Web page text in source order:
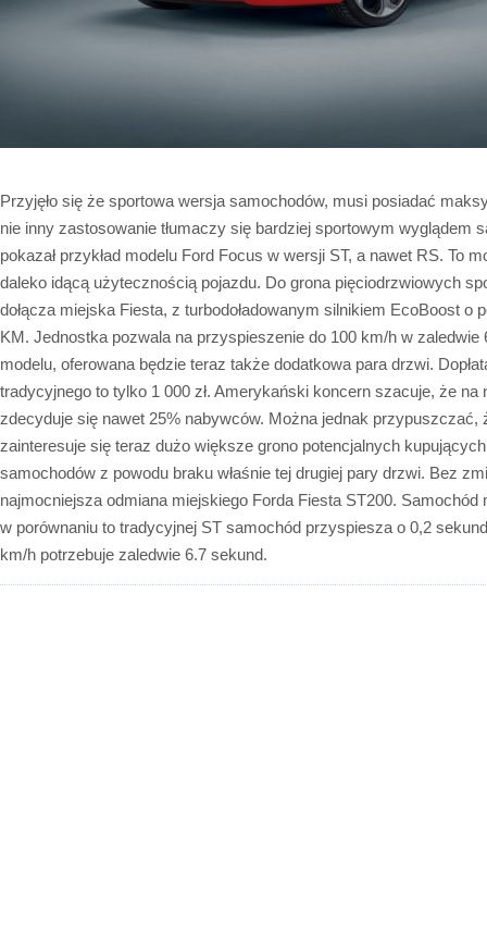
Przyjęło się że sportowa wersja samochodów, musi posiadać
nie inny zastosowanie tłumaczy się bardziej sportowym wyglądem
pokazał przykład modelu Ford Focus w wersji ST, a nawet RS. To
daleko idącą użytecznością pojazdu. Do grona pięciodrzwiowych
dołącza miejska Fiesta, z turbodoładowanym silnikiem EcoBoost o
KM. Jednostka pozwala na przyspieszenie do 100 km/h w zaledwie
modelu, oferowana będzie teraz także dodatkowa para drzwi.
tradycyjnego to tylko 1 000 zł. Amerykański koncern szacuje, że na
zdecyduje się nawet 25% nabywców. Można jednak przypuszczać,
zainteresuje się teraz dużo większe grono potencjalnych
samochodów z powodu braku właśnie tej drugiej pary drzwi. Bez
najmocniejsza odmiana miejskiego Forda Fiesta ST200. Samochód
w porównaniu to tradycyjnej ST samochód przyspiesza o 0,2
km/h potrzebuje zaledwie 6.7 sekund.